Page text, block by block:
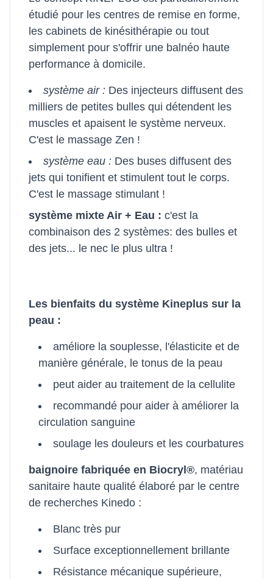
étudié pour les centres de remise en forme,
les cabinets de kinésithérapie ou tout
simplement pour s'offrir une balnéo haute
performance à domicile.
système air :Des injecteurs diffusent des
milliers de petites bulles qui détendent les
muscles et apaisent le système nerveux.
C'est le massage Zen !
système eau :Des buses diffusent des
jets qui tonifient et stimulent tout le corps.
C'est le massage stimulant !
système mixte Air + Eau : c'est la
combinaison des 2 systèmes: des bulles et
des jets... le nec le plus ultra !
Les bienfaits du système Kineplus sur la
peau :
améliore la souplesse, l'élasticite et de
manière générale, le tonus de la peau
peut aider au traitement de la cellulite
recommandé pour aider à améliorer la
circulation sanguine
soulage les douleurs et les courbatures
baignoire fabriquée en Biocryl®, matériau
sanitaire haute qualité élaboré par le centre
de recherches Kinedo :
Blanc très pur
Surface exceptionnellement brillante
Résistance mécanique supérieure,